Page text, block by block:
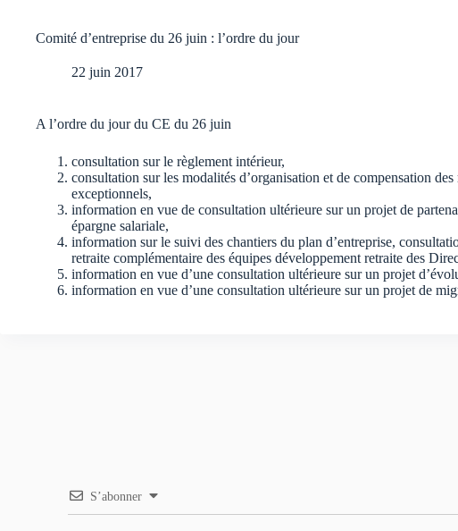
Comité d’entreprise du 26 juin : l’ordre du jour
22 juin 2017
A l’ordre du jour du CE du 26 juin
consultation sur le règlement intérieur,
consultation sur les modalités d’organisation et de compensation
exceptionnels,
information en vue de consultation ultérieure sur un projet de
épargne salariale,
information sur le suivi des chantiers du plan d’entreprise,
retraite complémentaire des équipes développement retraite des
information en vue d’une consultation ultérieure sur un projet
information en vue d’une consultation ultérieure sur un projet de
S’abonner